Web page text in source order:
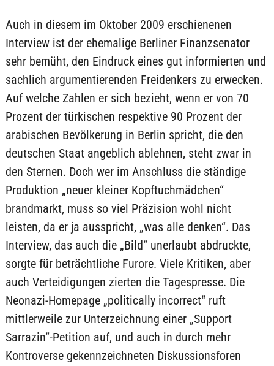
Auch in diesem im Oktober 2009 erschienenen
Interview ist der ehemalige Berliner Finanzsenator
sehr bemüht, den Eindruck eines gut informierten und
sachlich argumentierenden Freidenkers zu erwecken.
Auf welche Zahlen er sich bezieht, wenn er von 70
Prozent der türkischen respektive 90 Prozent der
arabischen Bevölkerung in Berlin spricht, die den
deutschen Staat angeblich ablehnen, steht zwar in
den Sternen. Doch wer im Anschluss die ständige
Produktion „neuer kleiner Kopftuchmädchen“
brandmarkt, muss so viel Präzision wohl nicht
leisten, da er ja ausspricht, „was alle denken“. Das
Interview, das auch die „Bild“ unerlaubt abdruckte,
sorgte für beträchtliche Furore. Viele Kritiken, aber
auch Verteidigungen zierten die Tagespresse. Die
Neonazi-Homepage „politically incorrect“ ruft
mittlerweile zur Unterzeichnung einer „Support
Sarrazin“-Petition auf, und auch in durch mehr
Kontroverse gekennzeichneten Diskussionsforen